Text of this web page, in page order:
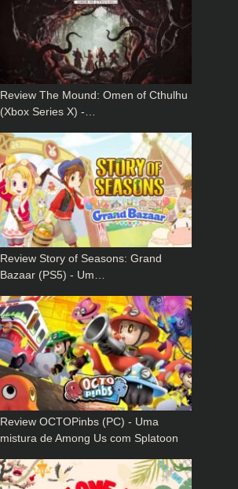
Review The Mound: Omen of Cthulhu
(Xbox Series X) -…
Review Story of Seasons: Grand
Bazaar (PS5) - Um…
Review OCTOPinbs (PC) - Uma
mistura de Among Us com Splatoon